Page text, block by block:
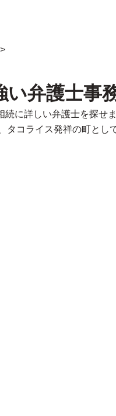
>
い弁護士事
続に詳しい弁護士を探
タコライス発祥の町と